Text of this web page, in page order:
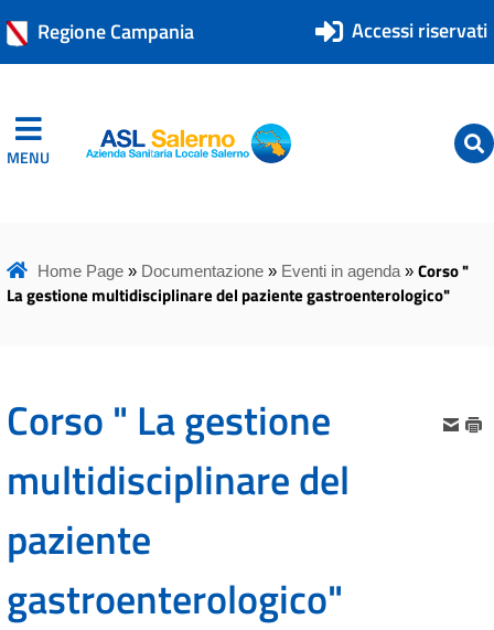
Regione Campania Accessi riservati
MENU ASL Salerno
ASL Salerno
Home Page» Documentazione» Eventi in agenda» Corso "
La gestione multidisciplinare del paziente gastroenterologico"
Corso " La gestione
multidisciplinare del
paziente
gastroenterologico"